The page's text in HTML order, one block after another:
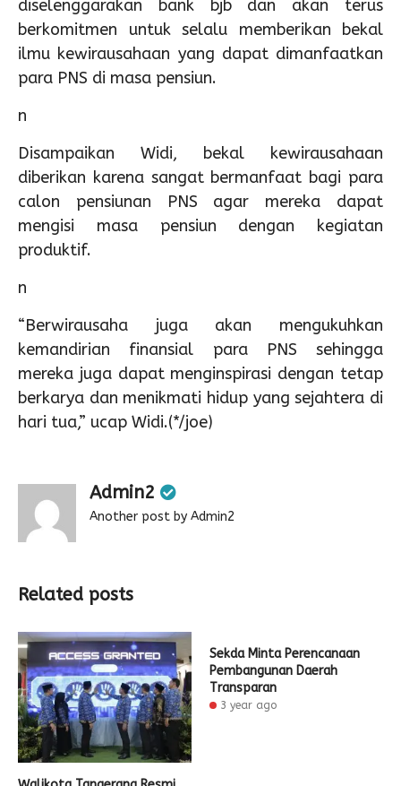
diselenggarakan bank bjb dan akan terus
berkomitmen untuk selalu memberikan bekal
ilmu kewirausahaan yang dapat dimanfaatkan
para PNS di masa pensiun.
n
Disampaikan Widi, bekal kewirausahaan
diberikan karena sangat bermanfaat bagi para
calon pensiunan PNS agar mereka dapat
mengisi masa pensiun dengan kegiatan
produktif.
n
“Berwirausaha juga akan mengukuhkan
kemandirian finansial para PNS sehingga
mereka juga dapat menginspirasi dengan tetap
berkarya dan menikmati hidup yang sejahtera di
hari tua,” ucap Widi.(*/joe)
Admin2
Another post by Admin2
Related posts
Sekda Minta Perencanaan
Pembangunan Daerah
Transparan
3 year ago